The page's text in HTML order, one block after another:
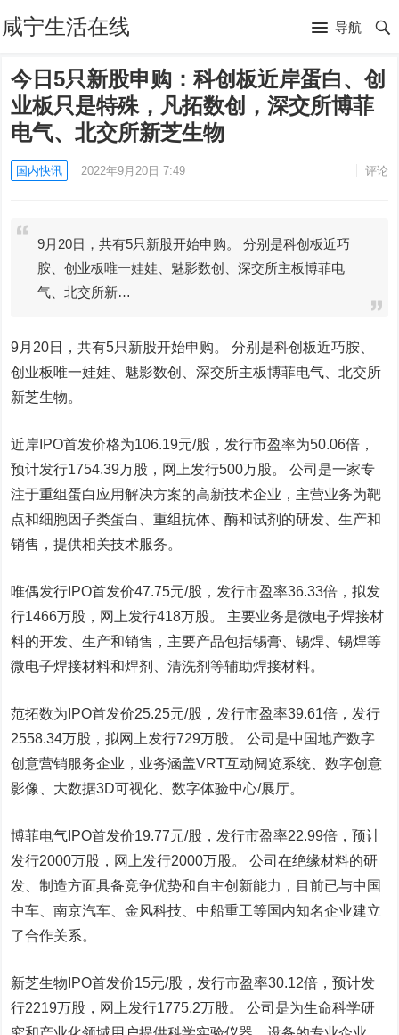
咸宁生活在线 导航
今日5只新股申购：科创板近岸蛋白、创
业板只是特殊，凡拓数创，深交所博菲
电气、北交所新芝生物
国内快讯 2022年9月20日 7:49 评论
9月20日，共有5只新股开始申购。 分别是科创板近巧
胺、创业板唯一娃娃、魅影数创、深交所主板博菲电
气、北交所新…
9月20日，共有5只新股开始申购。 分别是科创板近巧胺、
创业板唯一娃娃、魅影数创、深交所主板博菲电气、北交所
新芝生物。
近岸IPO首发价格为106.19元/股，发行市盈率为50.06倍，
预计发行1754.39万股，网上发行500万股。 公司是一家专
注于重组蛋白应用解决方案的高新技术企业，主营业务为靶
点和细胞因子类蛋白、重组抗体、酶和试剂的研发、生产和
销售，提供相关技术服务。
唯偶发行IPO首发价47.75元/股，发行市盈率36.33倍，拟发
行1466万股，网上发行418万股。 主要业务是微电子焊接材
料的开发、生产和销售，主要产品包括锡膏、锡焊、锡焊等
微电子焊接材料和焊剂、清洗剂等辅助焊接材料。
范拓数为IPO首发价25.25元/股，发行市盈率39.61倍，发行
2558.34万股，拟网上发行729万股。 公司是中国地产数字
创意营销服务企业，业务涵盖VRT互动阋览系统、数字创意
影像、大数据3D可视化、数字体验中心/展厅。
博菲电气IPO首发价19.77元/股，发行市盈率22.99倍，预计
发行2000万股，网上发行2000万股。 公司在绝缘材料的研
发、制造方面具备竞争优势和自主创新能力，目前已与中国
中车、南京汽车、金风科技、中船重工等国内知名企业建立
了合作关系。
新芝生物IPO首发价15元/股，发行市盈率30.12倍，预计发
行2219万股，网上发行1775.2万股。 公司是为生命科学研